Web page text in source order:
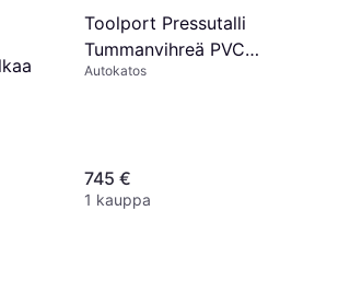
Toolport Pressutalli
Tummanvihreä PVC
3.3x4.8m
Autokatos
745 €
1 kauppa